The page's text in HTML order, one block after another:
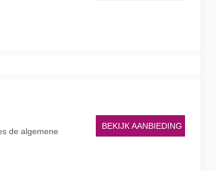
de algemene
BEKIJK AANBIEDING